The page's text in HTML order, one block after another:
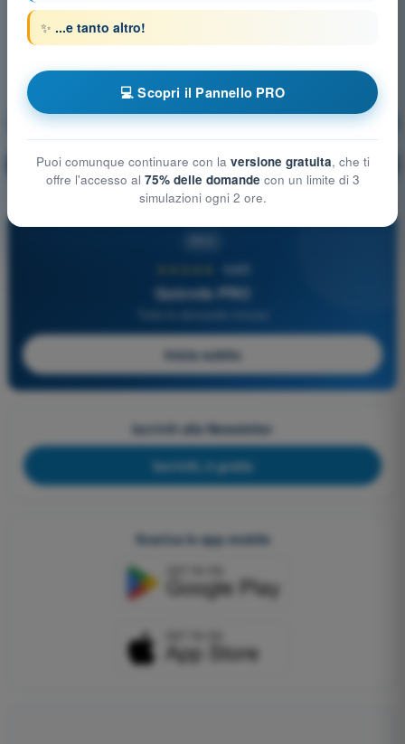
Comunicazioni in inglese Allenamento!
🔒 PRO Spiegazione domanda
4,6/5
Quizvds PRO
Inizia subito
Iscriviti alla Newsletter
Iscriviti, è gratis
Scarica le app mobile
✨ ...e tanto altro!
💻 Scopri il Pannello PRO
Puoi comunque continuare con la versione gratuita, che ti
offre l'accesso al 75% delle domande con un limite di 3
simulazioni ogni 2 ore.